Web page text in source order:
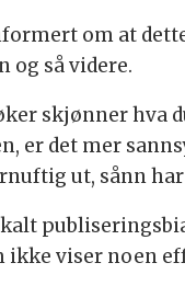
om at
og så videre.
skjønner hva
er det mer
ut, sånn
ikke viser noen